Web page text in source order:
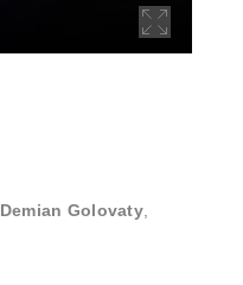
Demian Golovaty,